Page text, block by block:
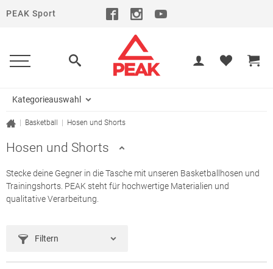
PEAK Sport
Kategorieauswahl
Basketball Hosen und Shorts
Hosen und Shorts
Stecke deine Gegner in die Tasche mit unseren Basketballhosen und
Trainingshorts. PEAK steht für hochwertige Materialien und
qualitative Verarbeitung.
Filtern